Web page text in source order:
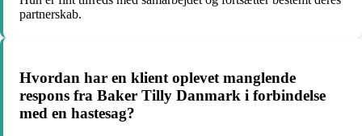
partnerskab.
Hvordan har en klient oplevet manglende
respons fra Baker Tilly Danmark i forbindelse
med en hastesag?